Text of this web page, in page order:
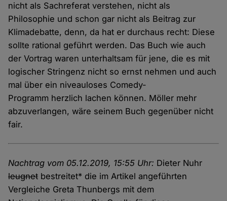
nicht als Sachreferat verstehen, nicht als
Philosophie und schon gar nicht als Beitrag zur
Klimadebatte, denn, da hat er durchaus recht: Diese
sollte rational geführt werden. Das Buch wie auch
der Vortrag waren unterhaltsam für jene, die es mit
logischer Stringenz nicht so ernst nehmen und auch
mal über ein niveauloses Comedy-
Programm herzlich lachen können. Möller mehr
abzuverlangen, wäre seinem Buch gegenüber nicht
fair.
Nachtrag vom 05.12.2019, 15:55 Uhr: Dieter Nuhr
leugnet bestreitet* die im Artikel angeführten
Vergleiche Greta Thunbergs mit dem